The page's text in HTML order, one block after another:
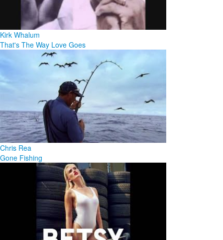
Kirk Whalum
That's The Way Love Goes
Chris Rea
Gone Fishing